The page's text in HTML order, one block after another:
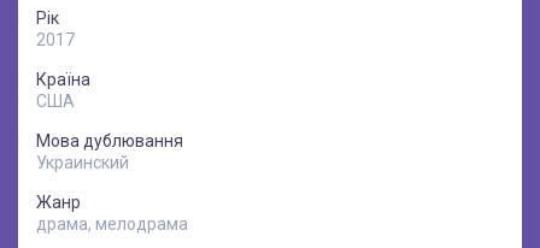
Рік
2017
Країна
США
Мова дублювання
Украинский
Жанр
драма, мелодрама